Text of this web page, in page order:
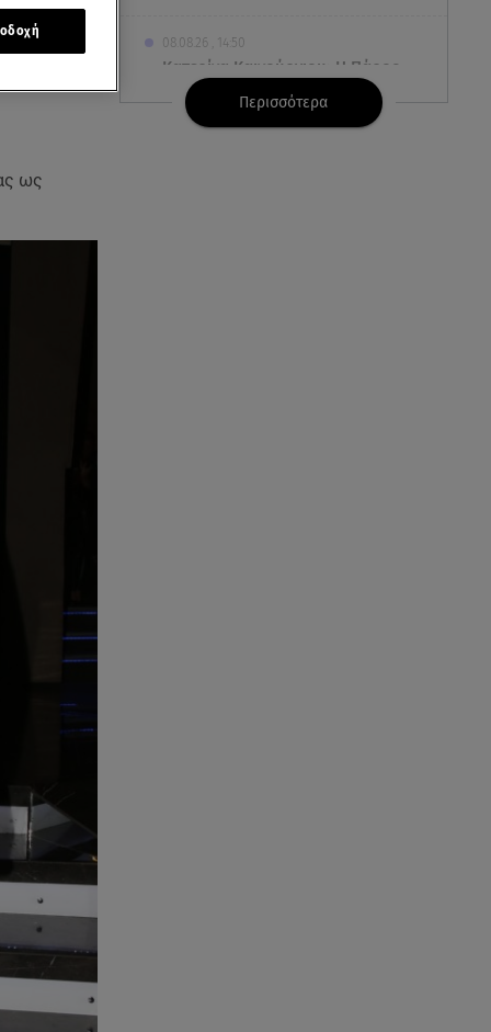
08.08.26 , 14:50
Κατερίνα Καινούργιου: Η Πάρος
και το cool φορμάκι της
κορούλας της!
Περισσότερα
τίτλους
ως